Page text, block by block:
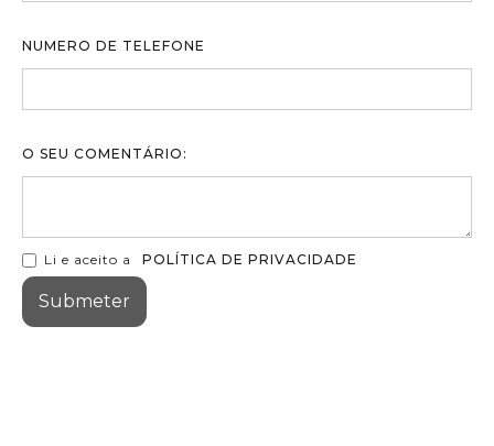
NUMERO DE TELEFONE
O SEU COMENTÁRIO:
Li e aceito a POLÍTICA DE PRIVACIDADE